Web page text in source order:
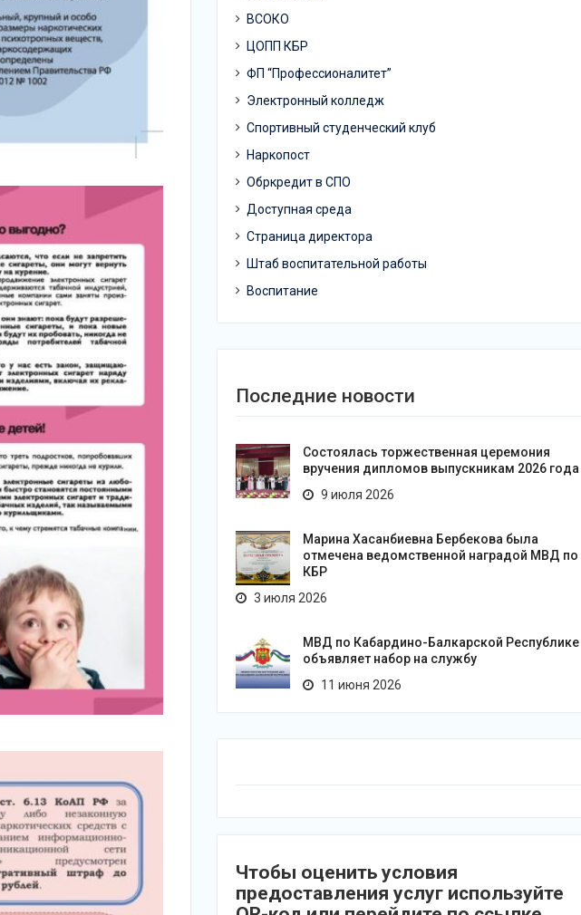
ВСОКО
ЦОПП КБР
ФП “Профессионалитет”
Электронный колледж
Спортивный студенческий клуб
Наркопост
Обркредит в СПО
Доступная среда
Страница директора
Штаб воспитательной работы
Воспитание
Последние новости
Состоялась торжественная церемония
вручения дипломов выпускникам 2026 года
9 июля 2026
Марина Хасанбиевна Бербекова была
отмечена ведомственной наградой МВД по
КБР
3 июля 2026
МВД по Кабардино-Балкарской Республике
объявляет набор на службу
11 июня 2026
Чтобы оценить условия
предоставления услуг используйте